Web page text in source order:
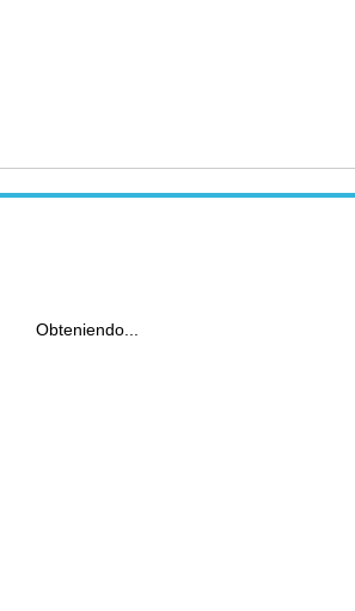
Obteniendo...